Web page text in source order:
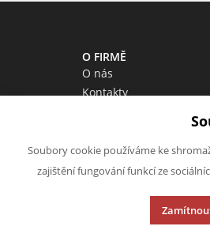
O FIRMĚ
O nás
Kontakty
Soubory cookie používáme ke
zajištění fungování funkcí ze